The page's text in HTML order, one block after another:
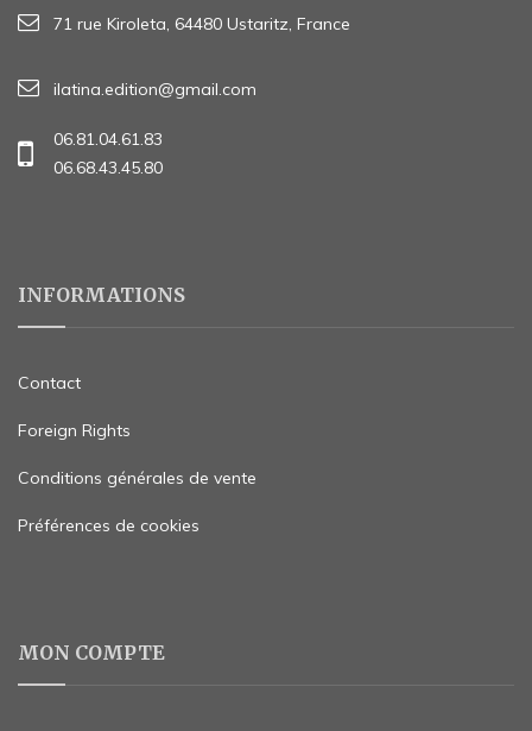
71 rue Kiroleta, 64480 Ustaritz, France
ilatina.edition@gmail.com
06.81.04.61.83
06.68.43.45.80
INFORMATIONS
Contact
Foreign Rights
Conditions générales de vente
Préférences de cookies
MON COMPTE